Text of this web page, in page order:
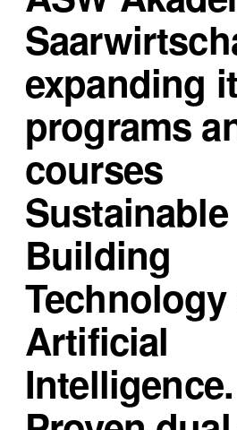
expanding
programs
courses
Sustainable
Building
Technology
Artificial
Intelligence.